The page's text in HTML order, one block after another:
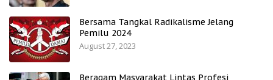
Bersama Tangkal Radikalisme Jelang
Pemilu 2024
August 27, 2023